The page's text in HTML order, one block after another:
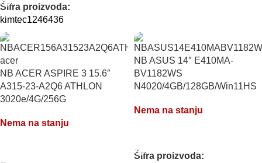
Šifra proizvoda:
kimtec1246436
NB ACER ASPIRE 3 15.6″
A315-23-A2Q6 ATHLON
3020e/4G/256G
Nema na stanju
NB ASUS 14″ E410MA-
BV1182WS
N4020/4GB/128GB/Win11HS
Nema na stanju
Šifra proizvoda: